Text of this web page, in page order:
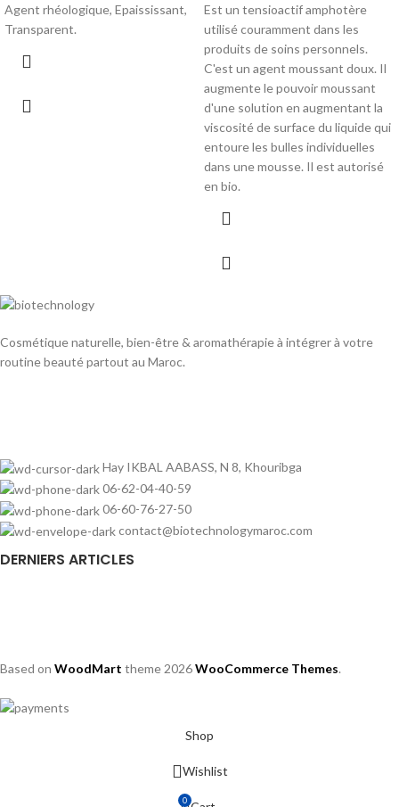
Agent rhéologique, Epaississant,
Transparent.
Est un tensioactif amphotère
utilisé couramment dans les
produits de soins personnels.
C'est un agent moussant doux. Il
augmente le pouvoir moussant
d'une solution en augmentant la
viscosité de surface du liquide qui
entoure les bulles individuelles
dans une mousse. Il est autorisé
en bio.
Cosmétique naturelle, bien-être & aromathérapie à intégrer à votre
routine beauté partout au Maroc.
Hay IKBAL AABASS, N 8, Khouribga
06-62-04-40-59
06-60-76-27-50
contact@biotechnologymaroc.com
DERNIERS ARTICLES
Based on WoodMart theme 2026WooCommerce Themes.
Shop
Wishlist
0